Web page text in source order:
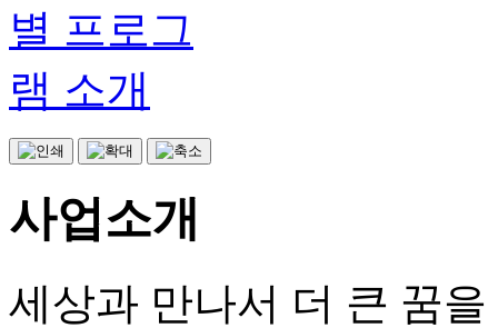
사업소개
세상과 만나서 더 큰 꿈